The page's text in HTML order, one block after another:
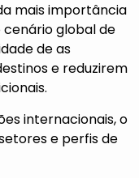
mais importância
global de
de as
e reduzirem
internacionais, o
e perfis de